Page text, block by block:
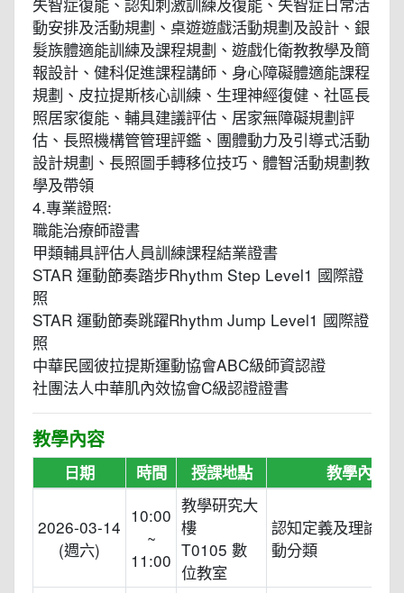
動安排及活動規劃、桌遊遊戲活動規劃及設計、銀
髮族體適能訓練及課程規劃、遊戲化衛教教學及簡
報設計、健科促進課程講師、身心障礙體適能課程
規劃、皮拉提斯核心訓練、生理神經復健、社區長
照居家復能、輔具建議評估、居家無障礙規劃評
估、長照機構管管理評鑑、團體動力及引導式活動
設計規劃、長照圖手轉移位技巧、體智活動規劃教
學及帶領
4.專業證照:
職能治療師證書
甲類輔具評估人員訓練課程結業證書
STAR 運動節奏踏步Rhythm Step Level1 國際證
照
STAR 運動節奏跳躍Rhythm Jump Level1 國際證
照
中華民國彼拉提斯運動協會ABC級師資認證
社團法人中華肌內效協會C級認證證書
教學內容
日期 時間 授課地點 教學內容
2026-03-14
(週六)
10:00
~
11:00
教學研究大
樓
T0105 數
位教室
認知定義及理論與
動分類